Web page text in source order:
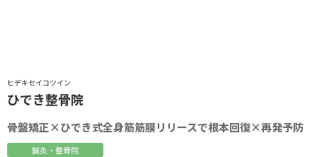
ヒデキセイコツイン
ひでき整骨院
骨盤矯正×ひでき式全身筋筋膜リリースで根本回復×再発予防
鍼灸・整骨院